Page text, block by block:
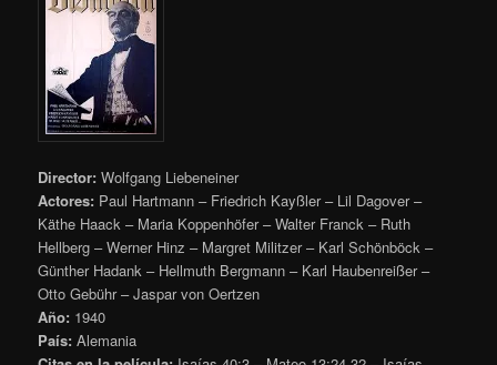
Director: Wolfgang Liebeneiner
Actores: Paul Hartmann – Friedrich Kayßler – Lil Dagover –
Käthe Haack – Maria Koppenhöfer – Walter Franck – Ruth
Hellberg – Werner Hinz – Margret Militzer – Karl Schönböck –
Günther Hadank – Hellmuth Bergmann – Karl Haubenreißer –
Otto Gebühr – Jaspar von Oertzen
Año: 1940
País: Alemania